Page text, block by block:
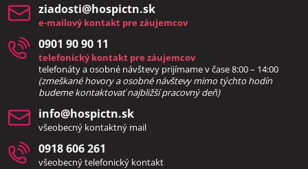
ziadosti​@hospictn​.sk
e-mailový kontakt pre záujemcov
0901 90 90 11
telefonický kontakt pre záujemcov
telefonáty a osobné návštevy prijímame v čase 8:00 – 14:00
(zmeškané hovory a osobné návštevy mimo týchto hodín
budeme kontaktovať najbližší pracovný deň)
info​@hospictn​.sk
všeobecný kontaktný mail
0918 606 261
všeobecný telefonický kontakt